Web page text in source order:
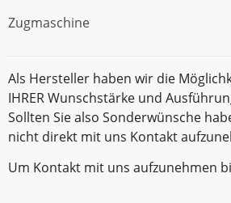
Zugmaschine
Als Hersteller haben wir die
IHRER Wunschstärke und
Sollten Sie also Sonderwünsche
nicht direkt mit uns Kontakt
Um Kontakt mit uns aufzunehmen